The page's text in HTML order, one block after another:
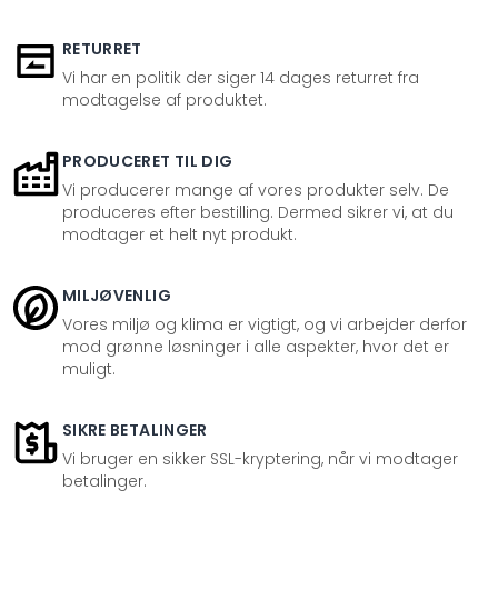
RETURRET
Vi har en politik der siger 14 dages returret fra
modtagelse af produktet.
PRODUCERET TIL DIG
Vi producerer mange af vores produkter selv. De
produceres efter bestilling. Dermed sikrer vi, at du
modtager et helt nyt produkt.
MILJØVENLIG
Vores miljø og klima er vigtigt, og vi arbejder derfor
mod grønne løsninger i alle aspekter, hvor det er
muligt.
SIKRE BETALINGER
Vi bruger en sikker SSL-kryptering, når vi modtager
betalinger.